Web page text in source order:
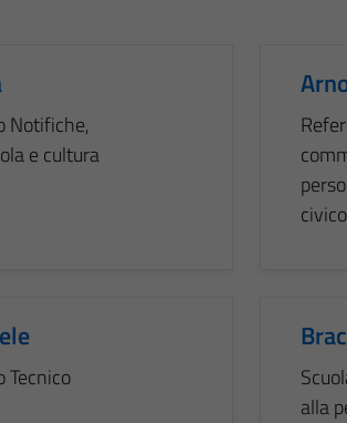
Notifiche,
e cultura
civico
Tecnico
alla